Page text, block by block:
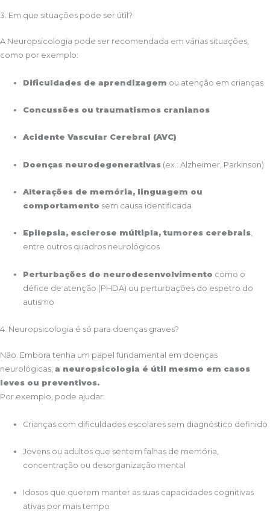
3. Em que situações pode ser útil?
A Neuropsicologia pode ser recomendada em várias situações,
como por exemplo:
Dificuldades de aprendizagem ou atenção em crianças
Concussões ou traumatismos cranianos
Acidente Vascular Cerebral (AVC)
Doenças neurodegenerativas (ex.: Alzheimer, Parkinson)
Alterações de memória, linguagem ou
comportamento sem causa identificada
Epilepsia, esclerose múltipla, tumores cerebrais,
entre outros quadros neurológicos
Perturbações do neurodesenvolvimento como o
défice de atenção (PHDA) ou perturbações do espetro do
autismo
4. Neuropsicologia é só para doenças graves?
Não. Embora tenha um papel fundamental em doenças
neurológicas, a neuropsicologia é útil mesmo em casos
leves ou preventivos.
Por exemplo, pode ajudar:
Crianças com dificuldades escolares sem diagnóstico definido
Jovens ou adultos que sentem falhas de memória,
concentração ou desorganização mental
Idosos que querem manter as suas capacidades cognitivas
ativas por mais tempo